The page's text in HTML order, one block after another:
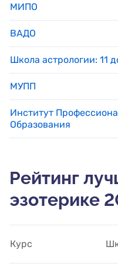
МИПО
ВАДО
Школа астрологии: 11
МУПП
Институт
Образования
Рейтинг
эзотерике
Курс